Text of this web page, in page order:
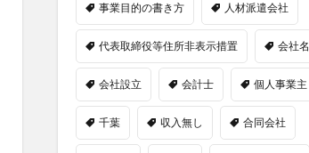
事業目的の書き方 人材派遣会社
代表取締役等住所非表示措置 会社名
会社設立 会計士 個人事業主
千葉 収入無し 合同会社